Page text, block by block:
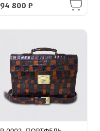
94 800 ₽